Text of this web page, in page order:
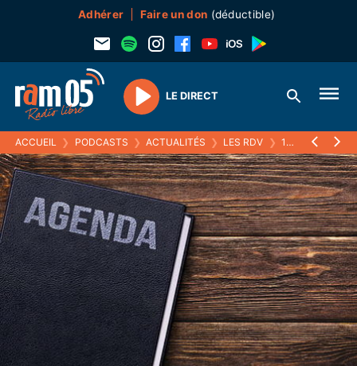
Adhérer Faire un don (déductible)
Play
LE DIRECT
ACCUEIL ❯ PODCASTS ❯ ACTUALITÉS ❯ LES RDV ❯ 17 FÉVRIER 2025